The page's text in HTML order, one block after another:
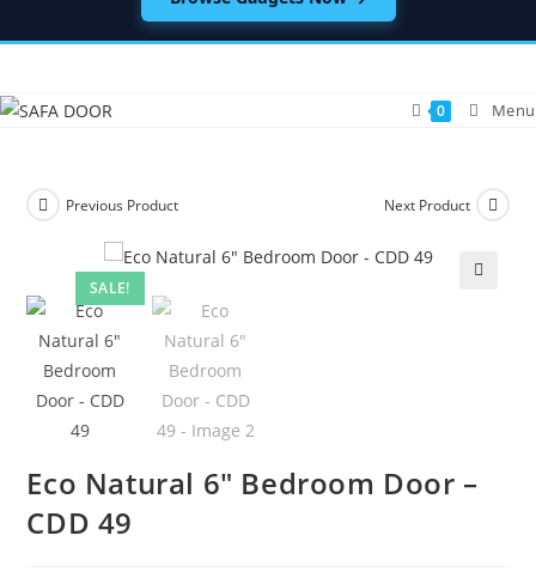
content
0 Menu
SALE!
Previous Product Next Product
Eco Natural 6″ Bedroom Door –
CDD 49